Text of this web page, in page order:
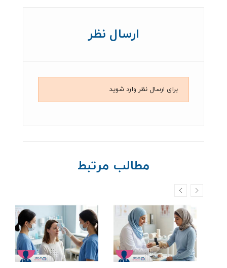
ارسال نظر
برای ارسال نظر وارد شوید
مطالب مرتبط